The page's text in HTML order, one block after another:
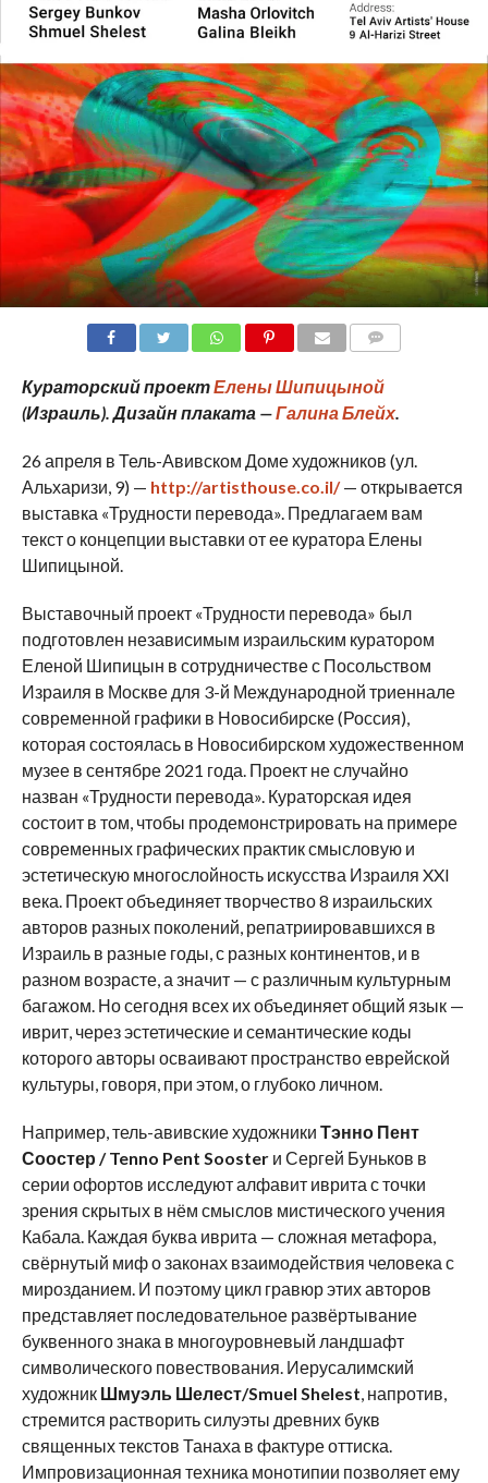
Кураторский проектЕлены Шипицыной
(Израиль). Дизайн плаката —Галина Блейх.
26 апреля в Тель-Авивском Доме художников (ул.
Альхаризи, 9) — http://artisthouse.co.il/— открывается
выставка «Трудности перевода». Предлагаем вам
текст о концепции выставки от ее куратора Елены
Шипицыной.
Выставочный проект «Трудности перевода» был
подготовлен независимым израильским куратором
Еленой Шипицын в сотрудничестве с Посольством
Израиля в Москве для 3-й Международной триеннале
современной графики в Новосибирске (Россия),
которая состоялась в Новосибирском художественном
музее в сентябре 2021 года. Проект не случайно
назван «Трудности перевода». Кураторская идея
состоит в том, чтобы продемонстрировать на примере
современных графических практик смысловую и
эстетическую многослойность искусства Израиля XXI
века. Проект объединяет творчество 8 израильских
авторов разных поколений, репатриировавшихся в
Израиль в разные годы, с разных континентов, и в
разном возрасте, а значит — с различным культурным
багажом. Но сегодня всех их объединяет общий язык —
иврит, через эстетические и семантические коды
которого авторы осваивают пространство еврейской
культуры, говоря, при этом, о глубоко личном.
Например, тель-авивские художники Тэнно Пент
Соостер /Tenno Pent Soosterи Сергей Буньков в
серии офортов исследуют алфавит иврита с точки
зрения скрытых в нём смыслов мистического учения
Кабала. Каждая буква иврита — сложная метафора,
свёрнутый миф о законах взаимодействия человека с
мирозданием. И поэтому цикл гравюр этих авторов
представляет последовательное развёртывание
буквенного знака в многоуровневый ландшафт
символического повествования. Иерусалимский
художник Шмуэль Шелест/Smuel Shelest , напротив,
стремится растворить силуэты древних букв
священных текстов Танаха в фактуре оттиска.
Импровизационная техника монотипии позволяет ему